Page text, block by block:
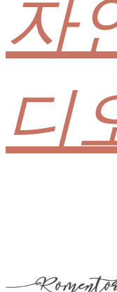
자
디